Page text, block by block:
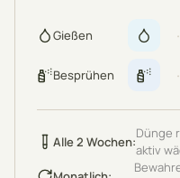
Gießen ·
Besprühen ·
Alle 2 Wochen:
Dünge
aktiv